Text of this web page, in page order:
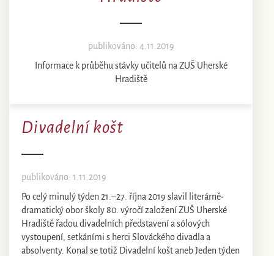
publikováno: 4.11.2019
Informace k průběhu stávky učitelů na ZUŠ Uherské
Hradiště
Divadelní košt
publikováno: 1.11.2019
Po celý minulý týden 21.–27. října 2019 slavil literárně-
dramatický obor školy 80. výročí založení ZUŠ Uherské
Hradiště řadou divadelních představení a sólových
vystoupení, setkáními s herci Slováckého divadla a
absolventy. Konal se totiž Divadelní košt aneb Jeden týden